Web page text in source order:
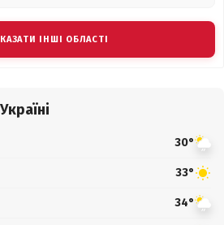
ІНШІ ОБЛАСТІ
30°
33°
34°